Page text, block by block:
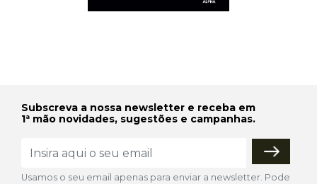
Subscreva a nossa newsletter e receba em
1ª mão novidades, sugestões e campanhas.
Usamos o seu email apenas para enviar a newsletter. Pode